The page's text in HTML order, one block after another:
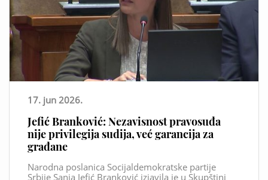
17. jun 2026.
Jefić Branković: Nezavisnost pravosuđa
nije privilegija sudija, već garancija za
građane
Narodna poslanica Socijaldemokratske partije
Srbije Sanja Jefić Branković izjavila je u Skupštini